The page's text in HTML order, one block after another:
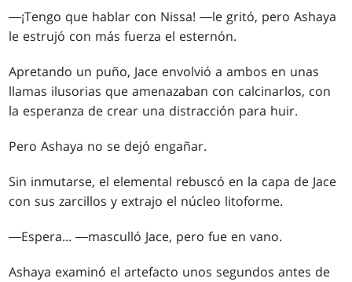
―¡Tengo que hablar con Nissa! ―le gritó, pero Ashaya
le estrujó con más fuerza el esternón.
Apretando un puño, Jace envolvió a ambos en unas
llamas ilusorias que amenazaban con calcinarlos, con
la esperanza de crear una distracción para huir.
Pero Ashaya no se dejó engañar.
Sin inmutarse, el elemental rebuscó en la capa de Jace
con sus zarcillos y extrajo el núcleo litoforme.
―Espera... ―masculló Jace, pero fue en vano.
Ashaya examinó el artefacto unos segundos antes de